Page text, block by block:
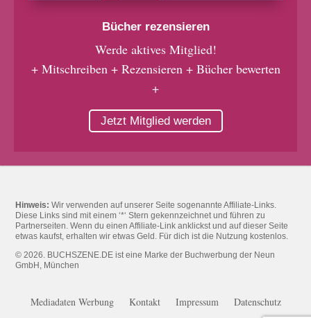
Bücher rezensieren
Werde aktives Mitglied!
+ Mitschreiben + Rezensieren + Bücher bewerten
+
Jetzt Mitglied werden
Hinweis: Wir verwenden auf unserer Seite sogenannte Affiliate-Links.
Diese Links sind mit einem ‘*‘ Stern gekennzeichnet und führen zu
Partnerseiten. Wenn du einen Affiliate-Link anklickst und auf dieser Seite
etwas kaufst, erhalten wir etwas Geld. Für dich ist die Nutzung kostenlos.
© 2026. BUCHSZENE.DE ist eine Marke der Buchwerbung der Neun
GmbH, München
Mediadaten Werbung Kontakt Impressum Datenschutz